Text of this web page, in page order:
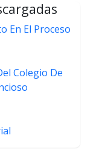
En El Proceso
Colegio De